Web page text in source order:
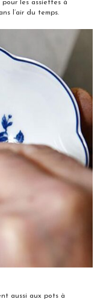
les assiettes à
l’air du temps.
aussi aux pots à